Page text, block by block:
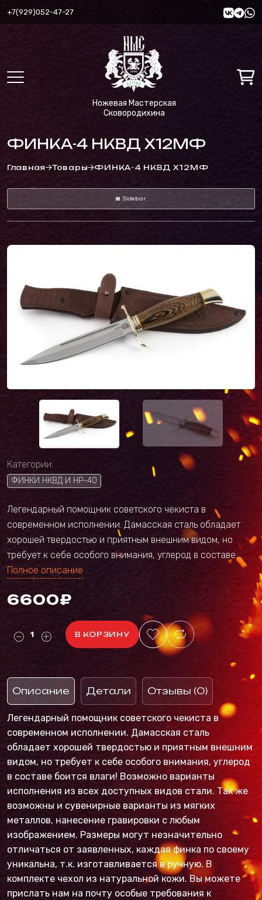
+7(929)052-47-27
Ножевая Мастерская
Сковородихина
ФИНКА-4 НКВД Х12МФ
Главная Товары ФИНКА-4 НКВД Х12МФ
Sidebar
Категории:
ФИНКИ НКВД И НР-40
Легендарный помощник советского чекиста в
современном исполнении. Дамасская сталь обладает
хорошей твердостью и приятным внешним видом, но
требует к себе особого внимания, углерод в составе...
Полное описание
6600₽
В КОРЗИНУ
Описание Детали Отзывы (0)
Легендарный помощник советского чекиста в
современном исполнении. Дамасская сталь
обладает хорошей твердостью и приятным внешним
видом, но требует к себе особого внимания, углерод
в составе боится влаги! Возможно варианты
исполнения из всех доступных видов стали. Так же
возможны и сувенирные варианты из мягких
металлов, нанесение гравировки с любым
изображением. Размеры могут незначительно
отличаться от заявленных, каждая финка по своему
уникальна, т.к. изготавливается в ручную. В
комплекте чехол из натуральной кожи. Вы можете
прислать нам на почту особые требования к